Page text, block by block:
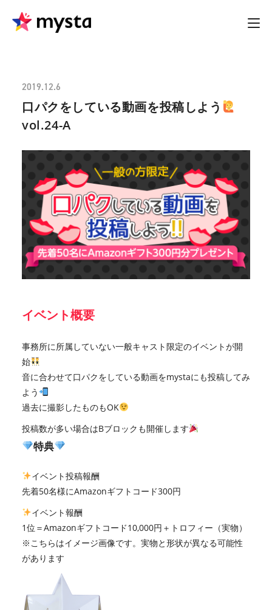
2019.12.6
口パクをしている動画を投稿しよう
vol.24-A
イベント概要
事務所に所属していない一般キャスト限定のイベントが開
始
音に合わせて口パクをしている動画をmystaにも投稿してみ
よう
過去に撮影したものもOK
投稿数が多い場合はBブロックも開催します
特典
イベント投稿報酬
先着50名様にAmazonギフトコード300円
イベント報酬
1位＝Amazonギフトコード10,000円＋トロフィー（実物）
※こちらはイメージ画像です。実物と形状が異なる可能性
があります